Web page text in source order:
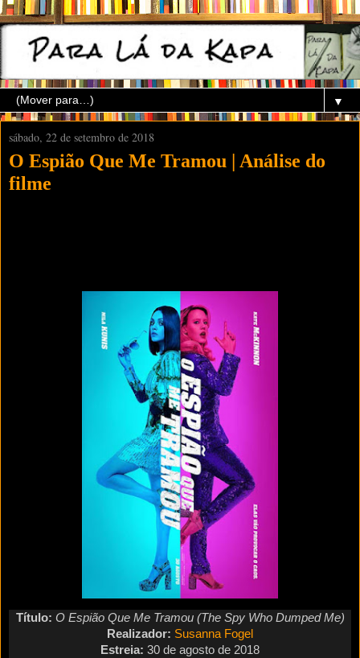
▼
sábado, 22 de setembro de 2018
O Espião Que Me Tramou | Análise do
filme
Título: O Espião Que Me Tramou (The Spy Who Dumped Me)
Realizador: Susanna Fogel
Estreia: 30 de agosto de 2018